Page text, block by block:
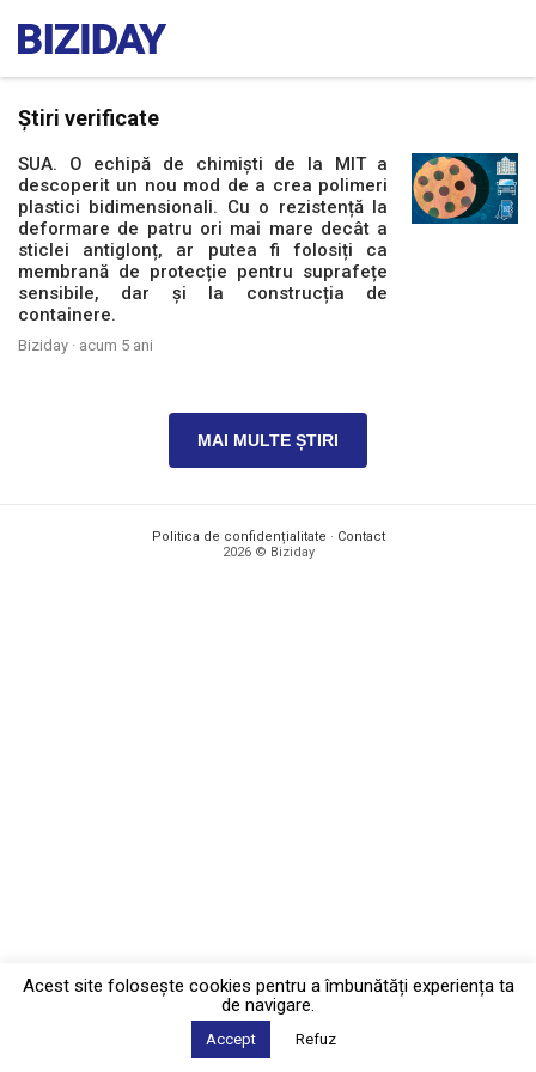
Știri verificate
SUA. O echipă de chimiști de la MIT a
descoperit un nou mod de a crea polimeri
plastici bidimensionali. Cu o rezistență la
deformare de patru ori mai mare decât a
sticlei antiglonț, ar putea fi folosiți ca
membrană de protecție pentru suprafețe
sensibile, dar și la construcția de
containere.
Biziday · acum 5 ani
MAI MULTE ȘTIRI
Politica de confidențialitate · Contact
2026 © Biziday
Acest site foloseşte cookies pentru a îmbunătăți experiența ta
de navigare.
Accept Refuz